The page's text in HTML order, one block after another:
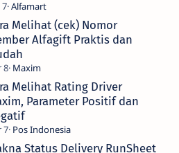
Melihat (cek) Nomor
Alfagift Praktis dan
Melihat Rating Driver
Parameter Positif dan
Status Delivery RunSheet